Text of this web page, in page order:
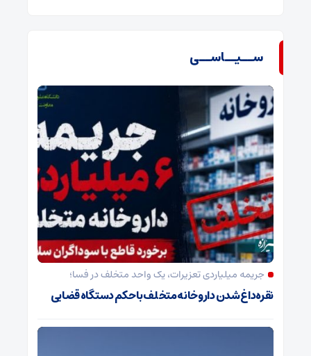
ســیــاســی
جریمه میلیاردی تعزیرات، یک واحد متخلف در فسا؛
نقره‌داغ شدن داروخانه متخلف با حکم دستگاه قضایی